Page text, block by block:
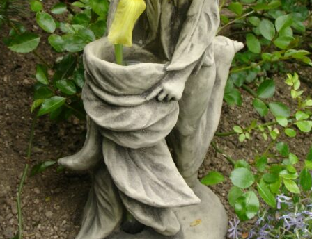
Logowanie
Koszyk /0,00zł 0
Brak produktów w koszyku.
Wróć do sklepu
0
Koszyk